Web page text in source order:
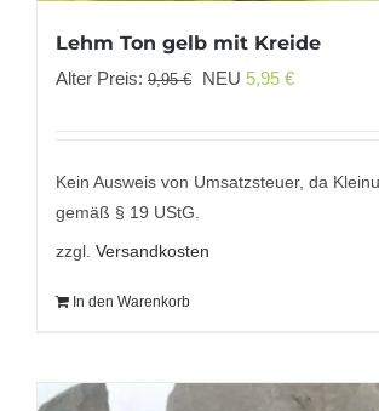
Lehm Ton gelb mit Kreide
Alter Preis: 9,95€
Ursprünglicher
9,95 €
NEU 5,95 €Aktueller
5,95 €.
Kein Ausweis von Umsatzsteuer, da
gemäß § 19 UStG.
zzgl. Versandkosten
In den Warenkorb